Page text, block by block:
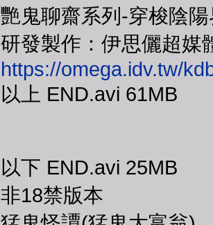
艷鬼聊齋系列-穿梭陰
研發製作：伊思儷超媒
https://omega.idv.tw/
以上 END.avi 61MB
以下 END.avi 25MB
非18禁版本